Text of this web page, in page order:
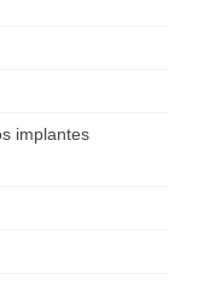
implantes